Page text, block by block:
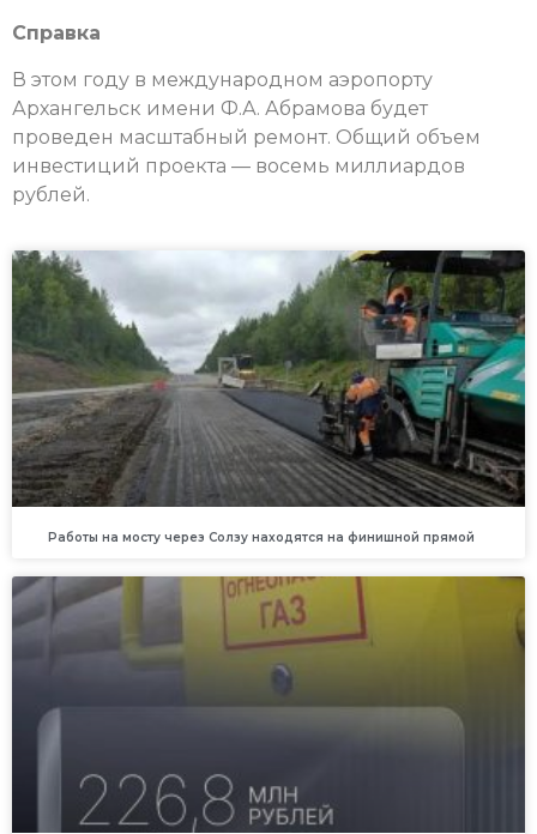
Справка
В этом году в международном аэропорту
Архангельск имени Ф.А. Абрамова будет
проведен масштабный ремонт. Общий объем
инвестиций проекта — восемь миллиардов
рублей.
Работы на мосту через Солзу находятся на финишной прямой